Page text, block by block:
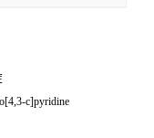
c]pyridine